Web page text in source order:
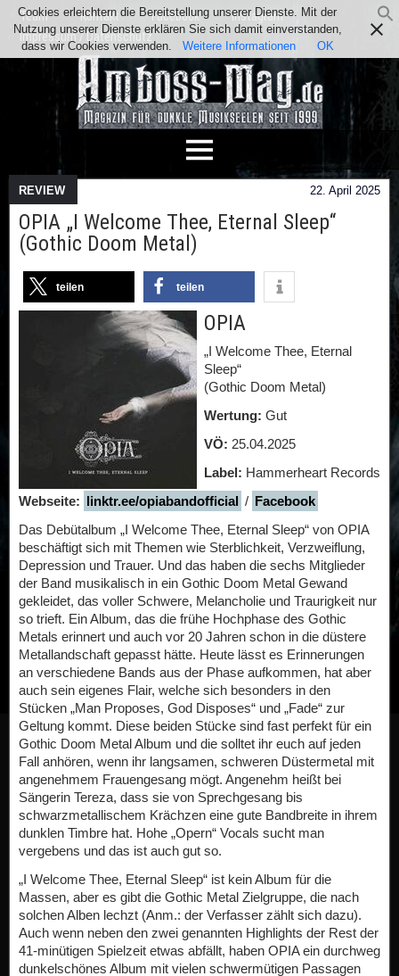
Team Kontakt Facebook
Instagram
Impressum / Datenschutz
REVIEW 22. April 2025
OPIA „I Welcome Thee, Eternal Sleep“
(Gothic Doom Metal)
teilen teilen
OPIA
„I Welcome Thee, Eternal
Sleep“
(Gothic Doom Metal)
Wertung: Gut
VÖ: 25.04.2025
Label: Hammerheart Records
Webseite: linktr.ee/opiabandofficial / Facebook
Das Debütalbum „I Welcome Thee, Eternal Sleep“ von OPIA
beschäftigt sich mit Themen wie Sterblichkeit, Verzweiflung,
Depression und Trauer. Und das haben die sechs Mitglieder
der Band musikalisch in ein Gothic Doom Metal Gewand
gekleidet, das voller Schwere, Melancholie und Traurigkeit nur
so trieft. Ein Album, das die frühe Hochphase des Gothic
Metals erinnert und auch vor 20 Jahren schon in die düstere
Metallandschaft gepasst hätte. Heute lässt es Erinnerungen
an verschiedene Bands aus der Phase aufkommen, hat aber
auch sein eigenes Flair, welche sich besonders in den
Stücken „Man Proposes, God Disposes“ und „Fade“ zur
Geltung kommt. Diese beiden Stücke sind fast perfekt für ein
Gothic Doom Metal Album und die solltet ihr euch auf jeden
Fall anhören, wenn ihr langsamen, schweren Düstermetal mit
angenehmem Frauengesang mögt. Angenehm heißt bei
Sängerin Tereza, dass sie von Sprechgesang bis
schwarzmetallischem Krächzen eine gute Bandbreite in ihrem
dunklen Timbre hat. Hohe „Opern“ Vocals sucht man
vergebens und das ist auch gut so.
„I Welcome Thee, Eternal Sleep“ ist kein Album für die
Massen, aber es gibt die Gothic Metal Zielgruppe, die nach
solchen Alben lechzt (Anm.: der Verfasser zählt sich dazu).
Auch wenn neben den zwei genannten Highlights der Rest der
41-minütigen Spielzeit etwas abfällt, haben OPIA ein durchweg
dunkelschönes Album mit vielen schwermütigen Passagen
Cookies erleichtern die Bereitstellung unserer Dienste. Mit der
Nutzung unserer Dienste erklären Sie sich damit einverstanden,
dass wir Cookies verwenden.
Weitere Informationen OK